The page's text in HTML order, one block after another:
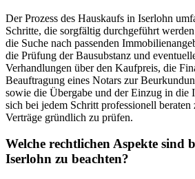
Der Prozess des Hauskaufs in Iserlohn
Schritte, die sorgfältig durchgeführt
die Suche nach passenden
die Prüfung der Bausubstanz und
Verhandlungen über den Kaufpreis, die
Beauftragung eines Notars zur
sowie die Übergabe und der Einzug in die
sich bei jedem Schritt professionell beraten
Verträge gründlich zu prüfen.
Welche rechtlichen Aspekte sind
Iserlohn zu beachten?